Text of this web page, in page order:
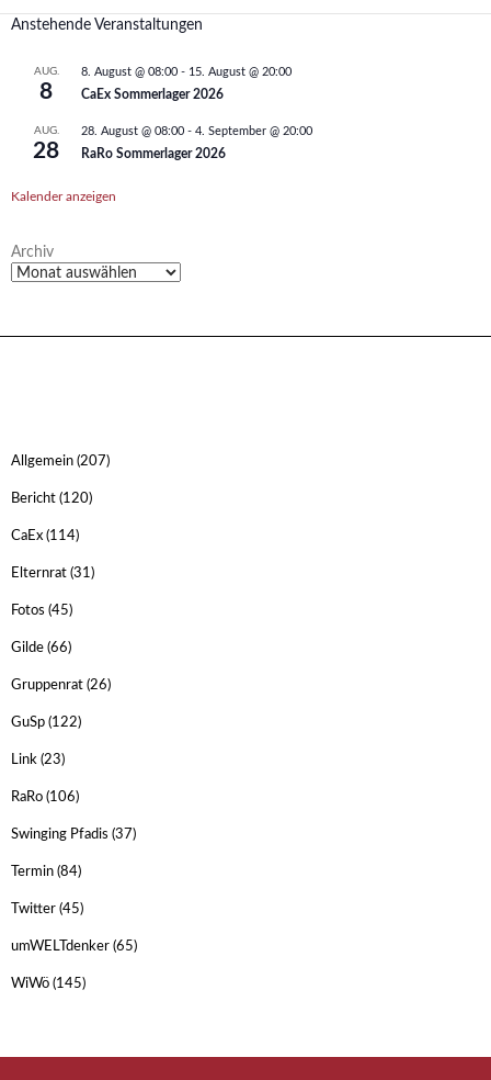
Anstehende Veranstaltungen
AUG.
8
8. August @ 08:00 - 15. August @ 20:00
CaEx Sommerlager 2026
AUG.
28
28. August @ 08:00 - 4. September @ 20:00
RaRo Sommerlager 2026
Kalender anzeigen
Archiv
Allgemein (207)
Bericht (120)
CaEx (114)
Elternrat (31)
Fotos (45)
Gilde (66)
Gruppenrat (26)
GuSp (122)
Link (23)
RaRo (106)
Swinging Pfadis (37)
Termin (84)
Twitter (45)
umWELTdenker (65)
WiWö (145)